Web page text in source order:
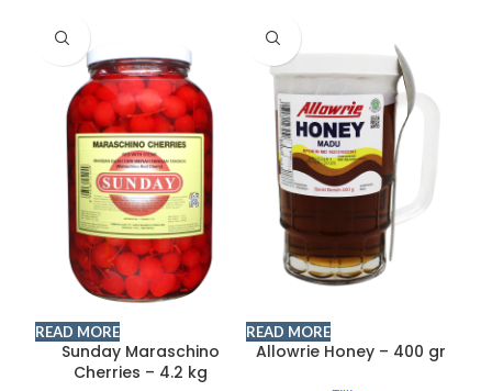
READ MORE
Sunday Maraschino
Cherries – 4.2 kg
READ MORE
Allowrie Honey – 400 gr